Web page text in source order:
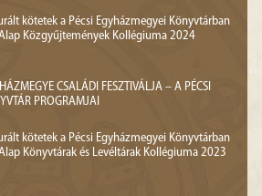
kötetek a Pécsi Egyházmegyei Könyvtárban
Közgyűjtemények Kollégiuma 2024
CSALÁDI FESZTIVÁLJA – A PÉCSI
PROGRAMJAI
kötetek a Pécsi Egyházmegyei Könyvtárban
Könyvtárak és Levéltárak Kollégiuma 2023